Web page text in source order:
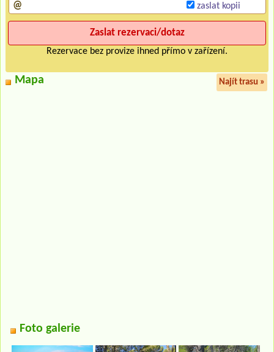
zaslat kopii
Rezervace bez provize ihned přímo v zařízení.
Mapa Najít trasu »
Foto galerie